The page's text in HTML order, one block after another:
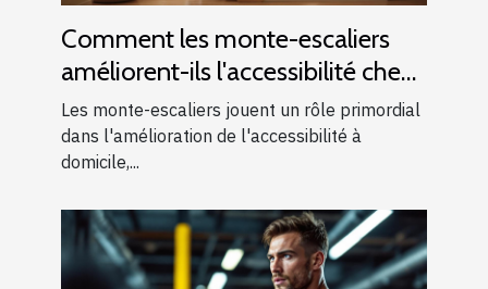
Comment les monte-escaliers
améliorent-ils l'accessibilité chez
soi ?
Les monte-escaliers jouent un rôle primordial
dans l'amélioration de l'accessibilité à
domicile,...